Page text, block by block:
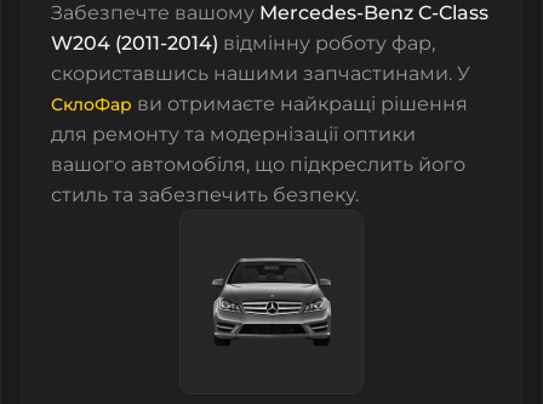
Забезпечте вашому Mercedes-Benz C-Class
W204 (2011-2014) відмінну роботу фар,
скориставшись нашими запчастинами. У
СклоФар ви отримаєте найкращі рішення
для ремонту та модернізації оптики
вашого автомобіля, що підкреслить його
стиль та забезпечить безпеку.